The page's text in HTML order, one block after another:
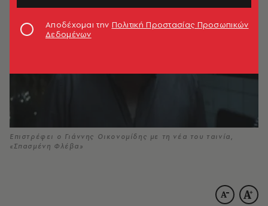
Επιστρέφει ο Γιάννης Οικονομίδης με τη νέα του ταινία,
«Σπασμένη Φλέβα»
Αποδέχομαι την Πολιτική Προστασίας Προσωπικών
Δεδομένων